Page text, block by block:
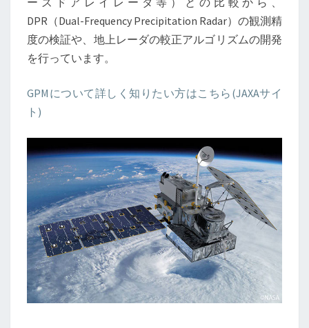
DPR（Dual-Frequency Precipitation Radar）の観測精
度の検証や、地上レーダの較正アルゴリズムの開発
を行っています。
GPMについて詳しく知りたい方はこちら(JAXAサイ
ト)